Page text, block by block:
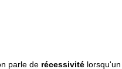
parle de récessivité lorsqu'un